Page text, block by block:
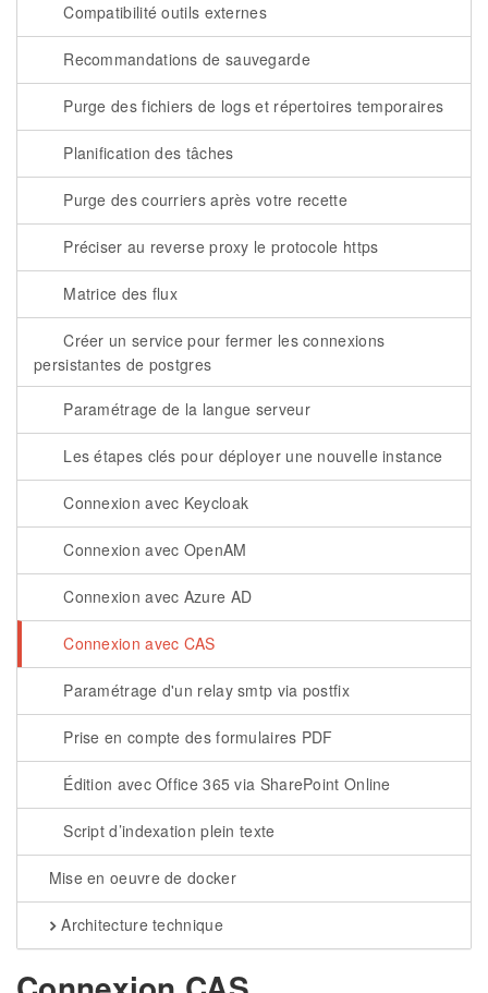
Compatibilité outils externes
Recommandations de sauvegarde
Purge des fichiers de logs et répertoires temporaires
Planification des tâches
Purge des courriers après votre recette
Préciser au reverse proxy le protocole https
Matrice des flux
Créer un service pour fermer les connexions
persistantes de postgres
Paramétrage de la langue serveur
Les étapes clés pour déployer une nouvelle instance
Connexion avec Keycloak
Connexion avec OpenAM
Connexion avec Azure AD
Connexion avec CAS
Paramétrage d'un relay smtp via postfix
Prise en compte des formulaires PDF
Édition avec Office 365 via SharePoint Online
Script d’indexation plein texte
Mise en oeuvre de docker
Architecture technique